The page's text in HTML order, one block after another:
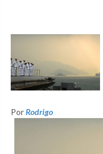
PorRodrigo